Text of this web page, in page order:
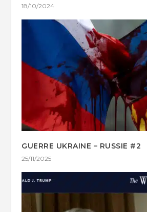
18/10/2024
GUERRE UKRAINE – RUSSIE #2
25/11/2025